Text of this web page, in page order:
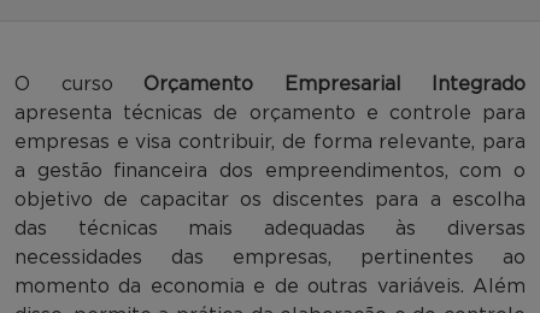
O curso Orçamento Empresarial Integrado
apresenta técnicas de orçamento e controle para
empresas e visa contribuir, de forma relevante, para
a gestão financeira dos empreendimentos, com o
objetivo de capacitar os discentes para a escolha
das técnicas mais adequadas às diversas
necessidades das empresas, pertinentes ao
momento da economia e de outras variáveis. Além